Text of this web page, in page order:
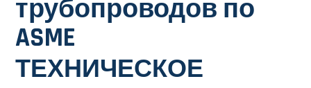
трубопроводов по
ASME
ТЕХНИЧЕСКОЕ